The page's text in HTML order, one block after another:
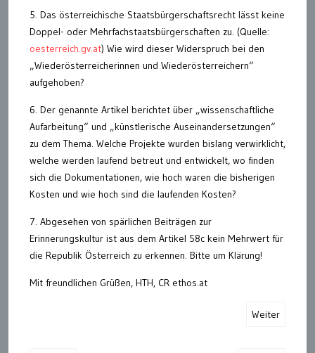
5. Das österreichische Staatsbürgerschaftsrecht lässt keine
Doppel- oder Mehrfachstaatsbürgerschaften zu. (Quelle:
oesterreich.gv.at) Wie wird dieser Widerspruch bei den
„Wiederösterreicherinnen und Wiederösterreichern“
aufgehoben?
6. Der genannte Artikel berichtet über „wissenschaftliche
Aufarbeitung“ und „künstlerische Auseinandersetzungen“
zu dem Thema. Welche Projekte wurden bislang verwirklicht,
welche werden laufend betreut und entwickelt, wo finden
sich die Dokumentationen, wie hoch waren die bisherigen
Kosten und wie hoch sind die laufenden Kosten?
7. Abgesehen von spärlichen Beiträgen zur
Erinnerungskultur ist aus dem Artikel 58c kein Mehrwert für
die Republik Österreich zu erkennen. Bitte um Klärung!
Mit freundlichen Grüßen, HTH, CR ethos.at
Weiter